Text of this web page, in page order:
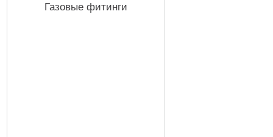
Газовые фитинги